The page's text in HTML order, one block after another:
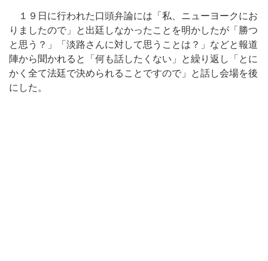
１９日に行われた口頭弁論には「私、ニューヨークにお
りましたので」と出廷しなかったことを明かしたが「勝つ
と思う？」「淡路さんに対して思うことは？」などと報道
陣から聞かれると「何も話したくない」と繰り返し「とに
かく全て法廷で決められることですので」と話し会場を後
にした。